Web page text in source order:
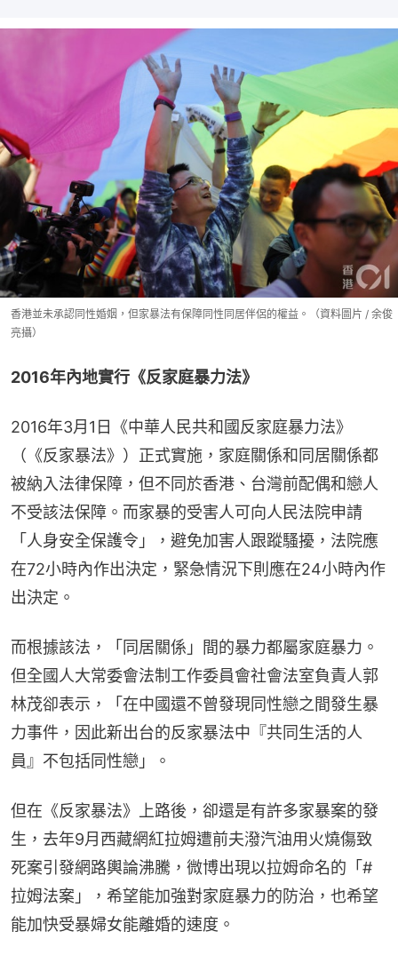
香港並未承認同性婚姻，但家暴法有保障同性同居伴侶的權益。（資料圖片 / 余俊
亮攝）
2016年內地實行《反家庭暴力法》
2016年3月1日《中華人民共和國反家庭暴力法》
（《反家暴法》）正式實施，家庭關係和同居關係都
被納入法律保障，但不同於香港、台灣前配偶和戀人
不受該法保障。而家暴的受害人可向人民法院申請
「人身安全保護令」，避免加害人跟蹤騷擾，法院應
在72小時內作出決定，緊急情況下則應在24小時內作
出決定。
而根據該法，「同居關係」間的暴力都屬家庭暴力。
但全國人大常委會法制工作委員會社會法室負責人郭
林茂卻表示，「在中國還不曾發現同性戀之間發生暴
力事件，因此新出台的反家暴法中『共同生活的人
員』不包括同性戀」。
但在《反家暴法》上路後，卻還是有許多家暴案的發
生，去年9月西藏網紅拉姆遭前夫潑汽油用火燒傷致
死案引發網路輿論沸騰，微博出現以拉姆命名的「#
拉姆法案」，希望能加強對家庭暴力的防治，也希望
能加快受暴婦女能離婚的速度。